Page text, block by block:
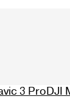
3 ProDJI